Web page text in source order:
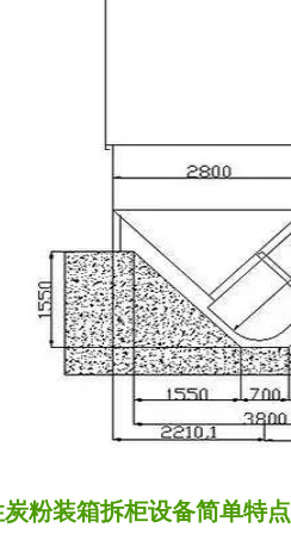
粉装箱拆柜设备简单特点